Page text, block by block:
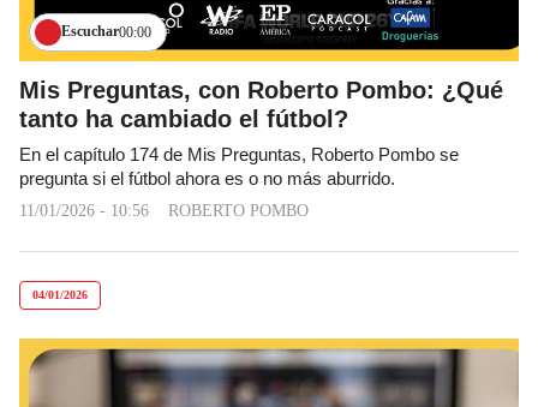
Escuchar00:00
Mis Preguntas, con Roberto Pombo: ¿Qué
tanto ha cambiado el fútbol?
En el capítulo 174 de Mis Preguntas, Roberto Pombo se
pregunta si el fútbol ahora es o no más aburrido.
11/01/2026 - 10:56 ROBERTO POMBO
04/01/2026